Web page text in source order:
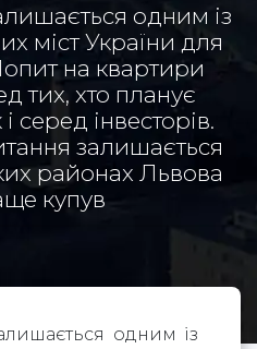
одним із
міст України для
на квартири
тих, хто планує
серед інвесторів.
залишається
районах Львова
купув
одним із